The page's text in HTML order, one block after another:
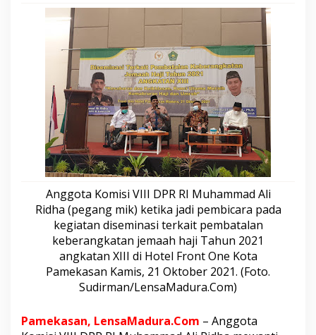
P
R
R
I
M
u
h
a
m
m
a
d
A
l
R
i
d
h
a
m
b
M
Anggota Komisi VIII DPR RI Muhammad Ali
Ridha (pegang mik) ketika jadi pembicara pada
kegiatan diseminasi terkait pembatalan
keberangkatan jemaah haji Tahun 2021
angkatan XIII di Hotel Front One Kota
Pamekasan Kamis, 21 Oktober 2021. (Foto.
Sudirman/LensaMadura.Com)
Pamekasan, LensaMadura.Com – Anggota